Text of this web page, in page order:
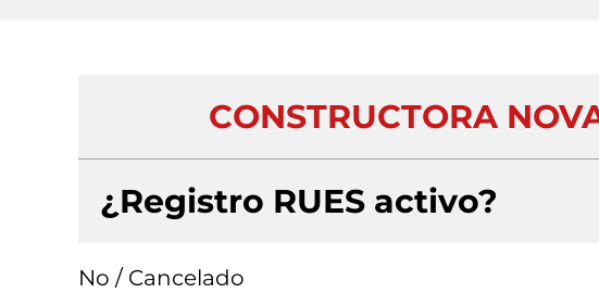
CONSTRUCTORA
¿Registro RUES activo?
No / Cancelado